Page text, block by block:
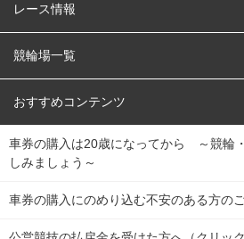
競輪
オートレース
競輪くじ
Dokanto!
チャリロトプラザ
レース情報
レース予想
レース結果
キャリーオーバー一覧
競輪場一覧
北日本 函館競輪場
関
東
弥彦競輪場 前橋競輪場 取手
おすすめコンテンツ
競輪選手情報
Perfecta Navi
車券の購入は20歳になってから ～競輪
しみましょう～
車券の購入にのめり込む不安のある方の